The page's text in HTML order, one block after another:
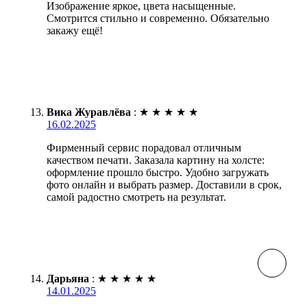
Изображение яркое, цвета насыщенные.
Смотрится стильно и современно. Обязательно
закажу ещё!
Вика Журавлёва : ★ ★ ★ ★ ★
16.02.2025
Фирменный сервис порадовал отличным
качеством печати. Заказала картину на холсте:
оформление прошло быстро. Удобно загружать
фото онлайн и выбрать размер. Доставили в срок,
самой радостно смотреть на результат.
Дарьяна : ★ ★ ★ ★ ★
14.01.2025